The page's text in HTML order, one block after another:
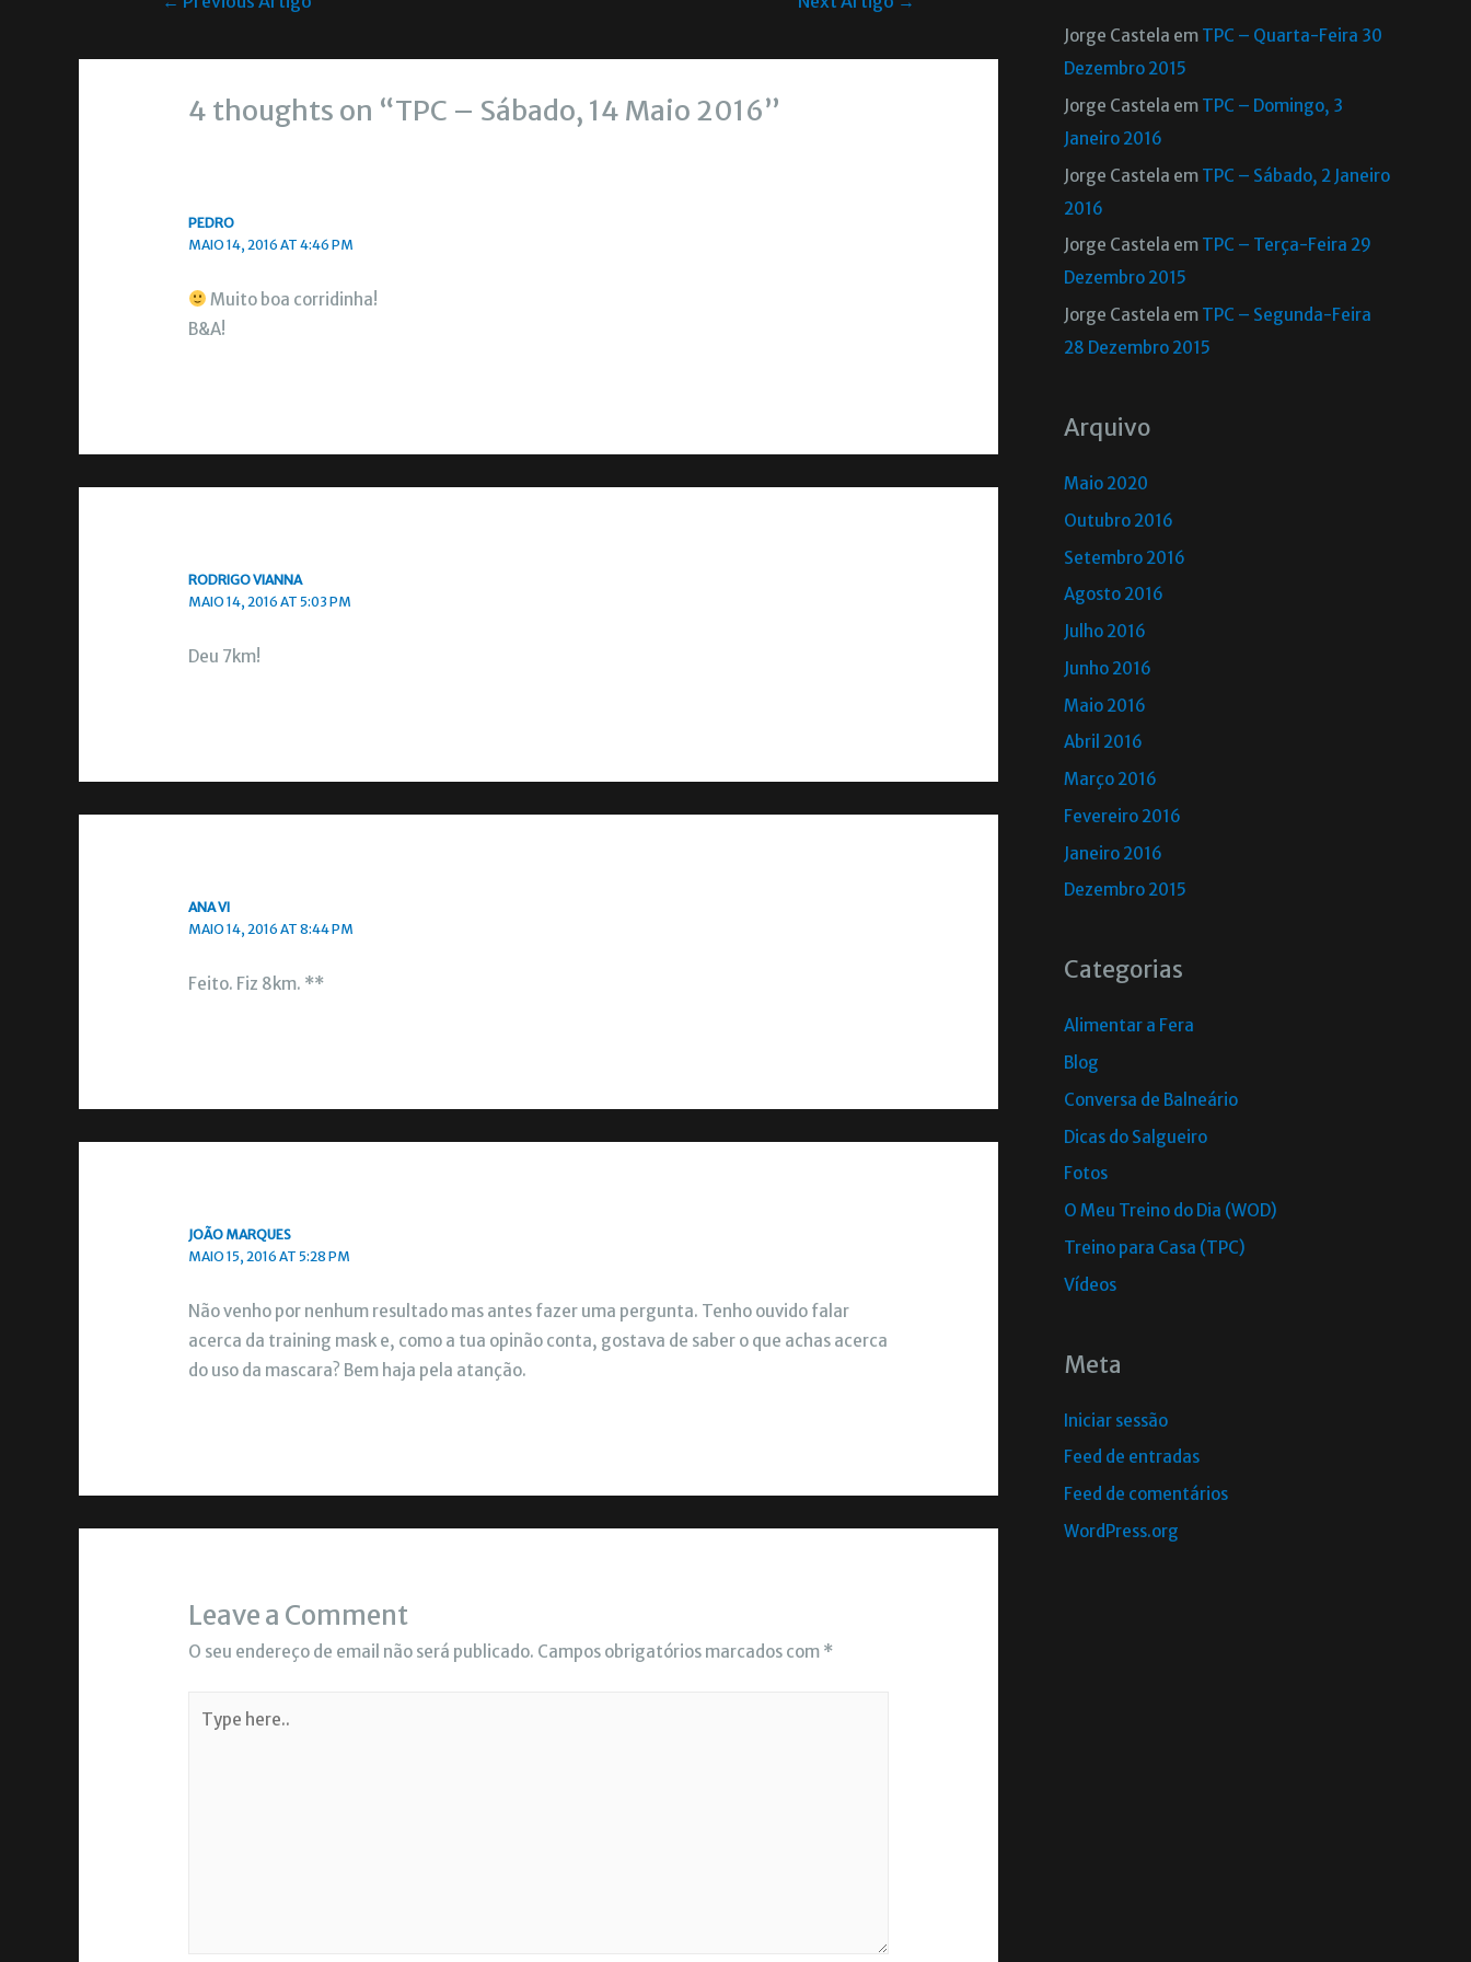
4 thoughts on “TPC – Sábado, 14 Maio 2016”
PEDRO
MAIO 14, 2016 AT 4:46 PM
Muito boa corridinha!
B&A!
RODRIGO VIANNA
MAIO 14, 2016 AT 5:03 PM
Deu 7km!
ANA VI
MAIO 14, 2016 AT 8:44 PM
Feito. Fiz 8km. **
JOÃO MARQUES
MAIO 15, 2016 AT 5:28 PM
Não venho por nenhum resultado mas antes fazer uma pergunta. Tenho ouvido falar
acerca da training mask e, como a tua opinão conta, gostava de saber o que achas acerca
do uso da mascara? Bem haja pela atanção.
Leave a Comment
O seu endereço de email não será publicado. Campos obrigatórios marcados com *
Jorge Castela em TPC – Quarta-Feira 30
Dezembro 2015
Jorge Castela em TPC – Domingo, 3
Janeiro 2016
Jorge Castela em TPC – Sábado, 2 Janeiro
2016
Jorge Castela em TPC – Terça-Feira 29
Dezembro 2015
Jorge Castela em TPC – Segunda-Feira
28 Dezembro 2015
Arquivo
Maio 2020
Outubro 2016
Setembro 2016
Agosto 2016
Julho 2016
Junho 2016
Maio 2016
Abril 2016
Março 2016
Fevereiro 2016
Janeiro 2016
Dezembro 2015
Categorias
Alimentar a Fera
Blog
Conversa de Balneário
Dicas do Salgueiro
Fotos
O Meu Treino do Dia (WOD)
Treino para Casa (TPC)
Vídeos
Meta
Iniciar sessão
Feed de entradas
Feed de comentários
WordPress.org